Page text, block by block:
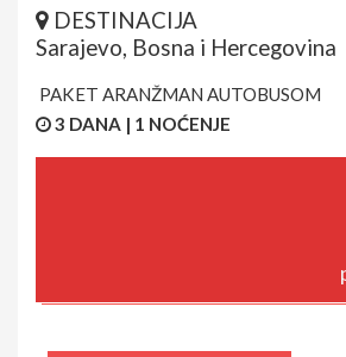
DESTINACIJA
Sarajevo, Bosna i Hercegovina
PAKET ARANŽMAN AUTOBUSOM
3 DANA | 1 NOĆENJE